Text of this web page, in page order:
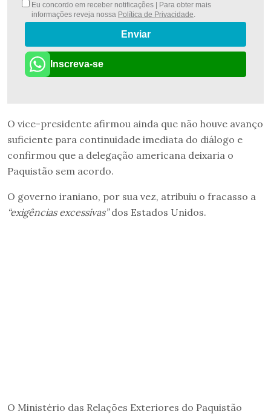
Eu concordo em receber notificações | Para obter mais
informações reveja nossa Política de Privacidade.
Enviar
Inscreva-se
O vice-presidente afirmou ainda que não houve avanço
suficiente para continuidade imediata do diálogo e
confirmou que a delegação americana deixaria o
Paquistão sem acordo.
O governo iraniano, por sua vez, atribuiu o fracasso a
“exigências excessivas”dos Estados Unidos.
O Ministério das Relações Exteriores do Paquistão